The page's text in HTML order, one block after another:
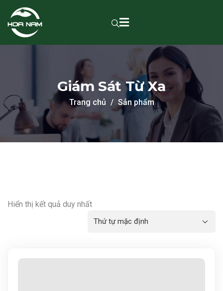
Giám Sát Từ Xa
Trang chủ Sản phẩm
Hiển thị kết quả duy nhất